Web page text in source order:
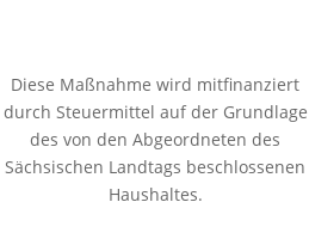
Diese Maßnahme wird mitfinanziert
durch Steuermittel auf der Grundlage
des von den Abgeordneten des
Sächsischen Landtags beschlossenen
Haushaltes.